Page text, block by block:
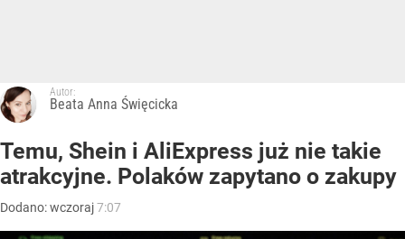
Autor:
Beata Anna Święcicka
Temu, Shein i AliExpress już nie takie
atrakcyjne. Polaków zapytano o zakupy
Dodano:wczoraj7:07